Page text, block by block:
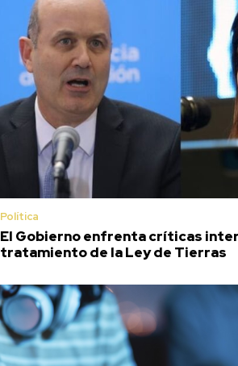
Política
El Gobierno enfrenta críticas
tratamiento de la Ley de Tierras